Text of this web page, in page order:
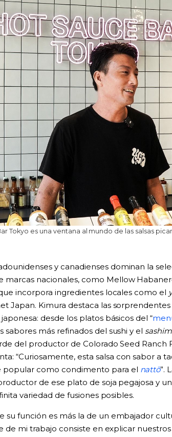
Tokyo es una ventana al mundo de las salsas
y canadienses dominan la
nacionales, como Mellow
incorpora ingredientes locales como el
Japan. Kimura destaca las
desde los platos básicos del “
sabores más refinados del sushi y el
del productor de Colorado Seed Ranch
“Curiosamente, esta salsa con sabor a
como condimento para el nattō”.
de ese plato de soja pegajosa y
variedad de fusiones posibles.
su función es más la de un embajador
de mi trabajo consiste en explicar